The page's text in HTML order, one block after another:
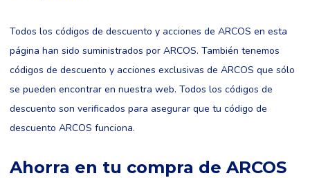
Todos los códigos de descuento y acciones de ARCOS en esta
página han sido suministrados por ARCOS. También tenemos
códigos de descuento y acciones exclusivas de ARCOS que sólo
se pueden encontrar en nuestra web. Todos los códigos de
descuento son verificados para asegurar que tu código de
descuento ARCOS funciona.
Ahorra en tu compra de ARCOS